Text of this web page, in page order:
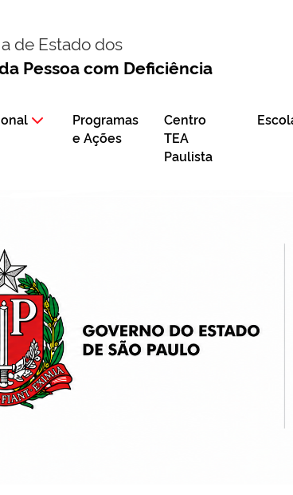
de Estado dos
Pessoa com Deficiência
Programas
e Ações
Centro
TEA
Paulista